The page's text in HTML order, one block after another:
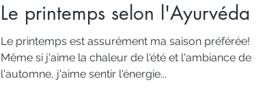
Le printemps selon l'Ayurvéda
Le printemps est assurément ma saison préférée!
Même si j'aime la chaleur de l'été et l'ambiance de
l'automne, j'aime sentir l'énergie...